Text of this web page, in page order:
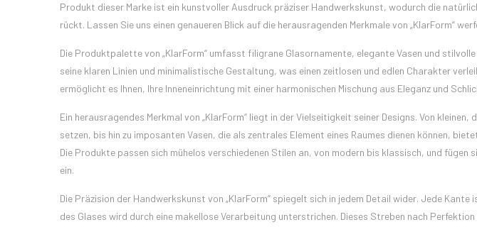
Produkt dieser Marke ist ein kunstvoller Ausdruck präziser Handwerkskunst, wodurch die
rückt. Lassen Sie uns einen genaueren Blick auf die herausragenden Merkmale von „KlarForm“
Die Produktpalette von „KlarForm“ umfasst filigrane Glasornamente, elegante Vasen und
seine klaren Linien und minimalistische Gestaltung, was einen zeitlosen und edlen Charakter
ermöglicht es Ihnen, Ihre Inneneinrichtung mit einer harmonischen Mischung aus Eleganz und
Ein herausragendes Merkmal von „KlarForm“ liegt in der Vielseitigkeit seiner Designs. Von
setzen, bis hin zu imposanten Vasen, die als zentrales Element eines Raumes dienen können,
Die Produkte passen sich mühelos verschiedenen Stilen an, von modern bis klassisch, und fügen
ein.
Die Präzision der Handwerkskunst von „KlarForm“ spiegelt sich in jedem Detail wider. Jede
des Glases wird durch eine makellose Verarbeitung unterstrichen. Dieses Streben nach